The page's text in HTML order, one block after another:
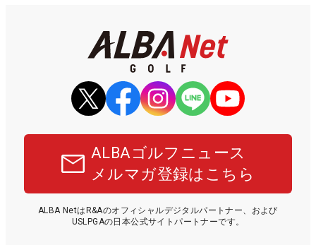
ALBAゴルフニュース
メルマガ登録はこちら
ALBA NetはR&Aのオフィシャルデジタルパートナー、および
USLPGAの日本公式サイトパートナーです。